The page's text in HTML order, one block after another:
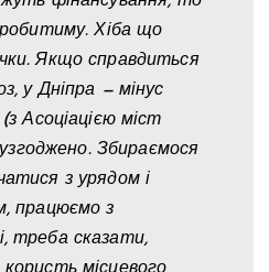
Хіба що
Якщо справдиться
у Дніпра — мінус
Асоціацією міст
Збираємося
з урядом і
працюємо з
треба сказати,